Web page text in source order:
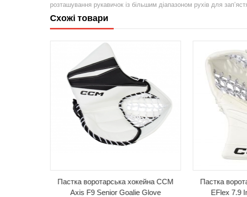
розташування рукавичок із більшим діапазоном рухів для
Схожі товари
Пастка воротарська хокейна CCM
Axis F9 Senior Goalie Glove
Пастка
EFlex 7.9